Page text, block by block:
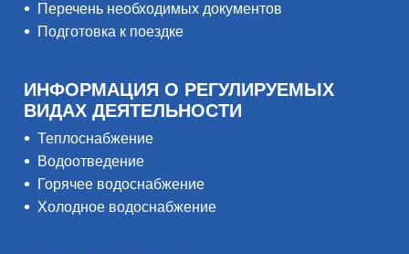
Перечень необходимых документов
Подготовка к поездке
ИНФОРМАЦИЯ О РЕГУЛИРУЕМЫХ
ВИДАХ ДЕЯТЕЛЬНОСТИ
Теплоснабжение
Водоотведение
Горячее водоснабжение
Холодное водоснабжение